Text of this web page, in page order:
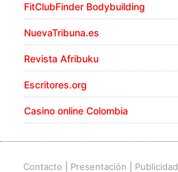
FitClubFinder Bodybuilding
NuevaTribuna.es
Revista Afribuku
Escritores.org
Casino online Colombia
Contacto Presentación Publicidad